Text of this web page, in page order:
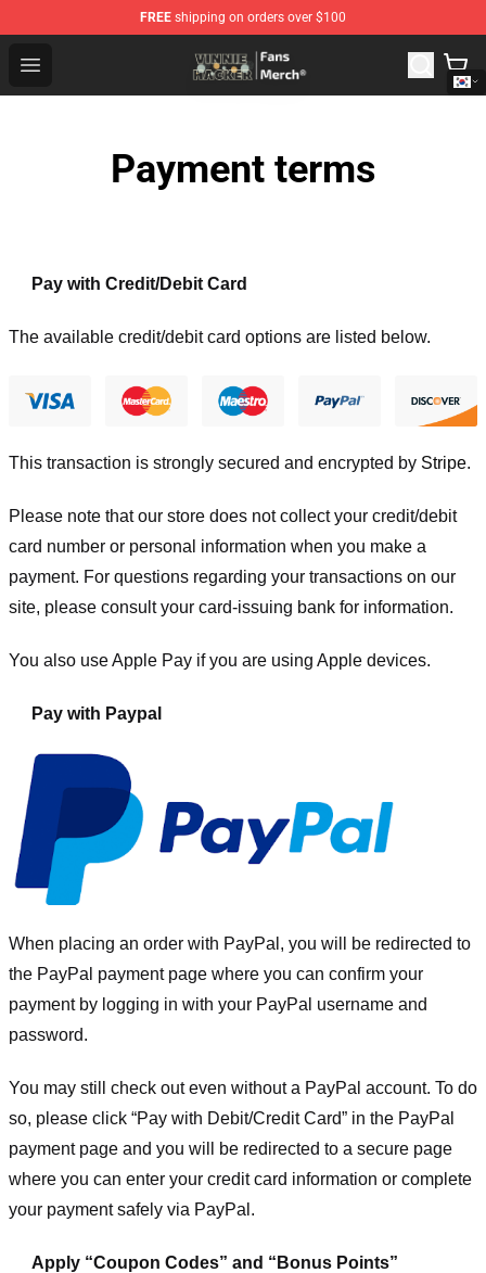
FREE shipping on orders over $100
Open menu
Vinnie Hacker Store - Official Vinnie Hacker Merchandise
Payment terms
Pay with Credit/Debit Card
The available credit/debit card options are listed below.
This transaction is strongly secured and encrypted by Stripe.
Please note that our store does not collect your credit/debit
card number or personal information when you make a
payment. For questions regarding your transactions on our
site, please consult your card-issuing bank for information.
You also use Apple Pay if you are using Apple devices.
Pay with Paypal
When placing an order with PayPal, you will be redirected to
the PayPal payment page where you can confirm your
payment by logging in with your PayPal username and
password.
You may still check out even without a PayPal account. To do
so, please click “Pay with Debit/Credit Card” in the PayPal
payment page and you will be redirected to a secure page
where you can enter your credit card information or complete
your payment safely via PayPal.
Apply “Coupon Codes” and “Bonus Points”